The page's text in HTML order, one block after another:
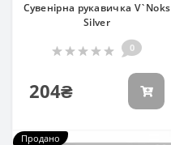
Сувенірна рукавичка V`Noks
Silver
0
204₴
Продано